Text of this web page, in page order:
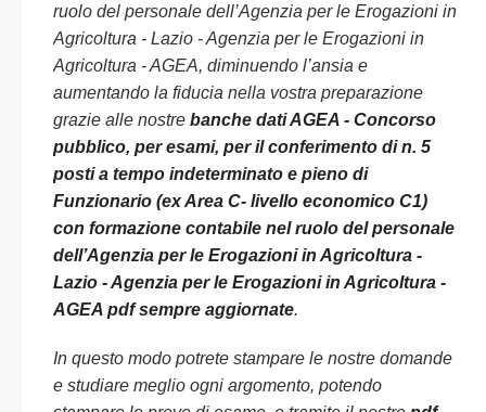
ruolo del personale dell’Agenzia per le Erogazioni in
Agricoltura - Lazio - Agenzia per le Erogazioni in
Agricoltura - AGEA, diminuendo l’ansia e
aumentando la fiducia nella vostra preparazione
grazie alle nostre banche dati AGEA - Concorso
pubblico, per esami, per il conferimento di n. 5
posti a tempo indeterminato e pieno di
Funzionario (ex Area C- livello economico C1)
con formazione contabile nel ruolo del personale
dell’Agenzia per le Erogazioni in Agricoltura -
Lazio - Agenzia per le Erogazioni in Agricoltura -
AGEA pdf sempre aggiornate.
In questo modo potrete stampare le nostre domande
e studiare meglio ogni argomento, potendo